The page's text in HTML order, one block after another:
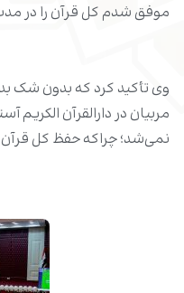
موفق شدم کل قرآن را در
وی تأکید کرد که بدون شک
مربیان در دارالقرآن
نمی‌شد؛ چراکه حفظ کل